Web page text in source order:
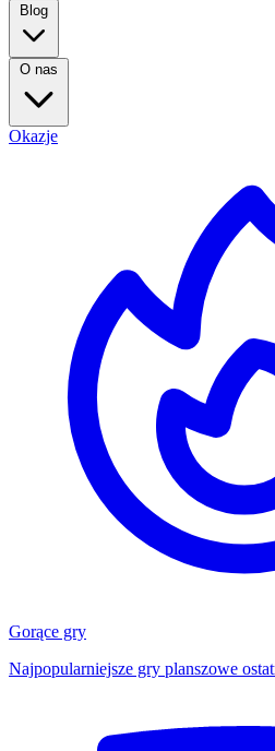
Blog
O nas
Okazje
Gorące gry
Najpopularniejsze gry planszowe